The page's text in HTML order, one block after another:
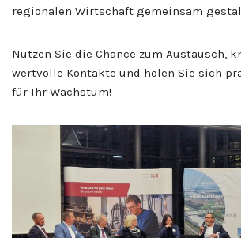
regionalen Wirtschaft gemeinsam
Nutzen Sie die Chance zum Austausch,
wertvolle Kontakte und holen Sie sich
für Ihr Wachstum!